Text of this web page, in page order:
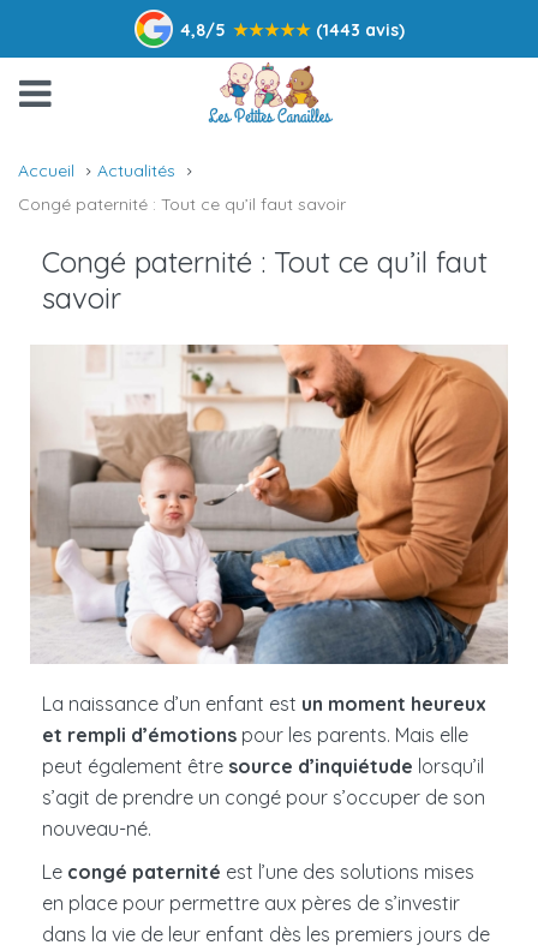
4,8/5 ★★★★★ (1443 avis)
Accueil
Actualités
Congé paternité : Tout ce qu’il faut savoir
Congé paternité : Tout ce qu’il faut
savoir
La naissance d’un enfant est un moment heureux
et rempli d’émotions pour les parents. Mais elle
peut également être source d’inquiétude lorsqu’il
s’agit de prendre un congé pour s’occuper de son
nouveau-né.
Le congé paternité est l’une des solutions mises
en place pour permettre aux pères de s’investir
dans la vie de leur enfant dès les premiers jours de